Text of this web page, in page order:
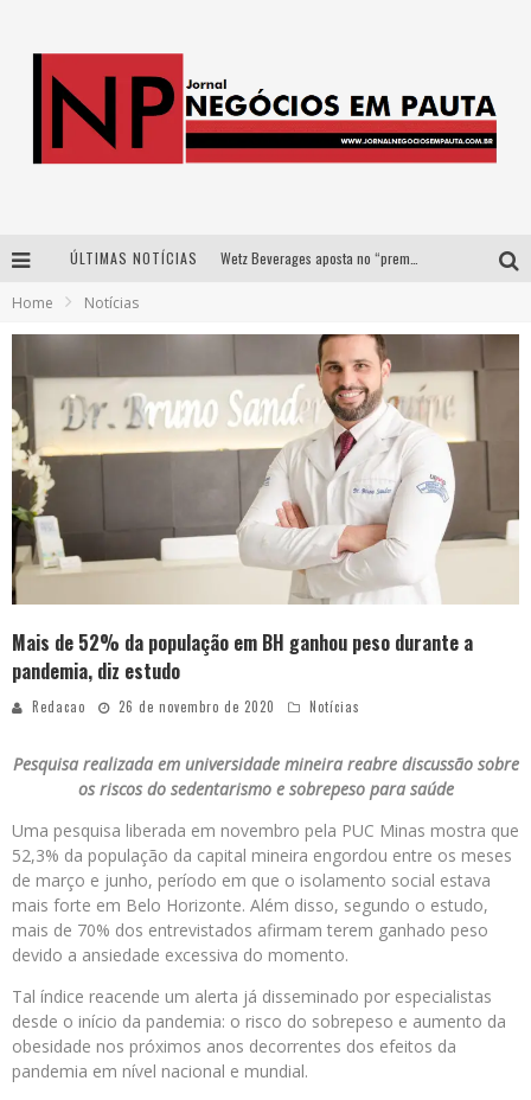
ÚLTIMAS NOTÍCIAS
Democratização do malte: Proibida utiliza estratégia de custo-benefício para o lazer do brasileiro
Home Notícias
Mais de 52% da população em BH ganhou peso durante a
pandemia, diz estudo
Redacao 26 de novembro de 2020 Notícias
Pesquisa realizada em universidade mineira reabre discussão sobre
os riscos do sedentarismo e sobrepeso para saúde
Uma pesquisa liberada em novembro pela PUC Minas mostra que
52,3% da população da capital mineira engordou entre os meses
de março e junho, período em que o isolamento social estava
mais forte em Belo Horizonte. Além disso, segundo o estudo,
mais de 70% dos entrevistados afirmam terem ganhado peso
devido a ansiedade excessiva do momento.
Tal índice reacende um alerta já disseminado por especialistas
desde o início da pandemia: o risco do sobrepeso e aumento da
obesidade nos próximos anos decorrentes dos efeitos da
pandemia em nível nacional e mundial.